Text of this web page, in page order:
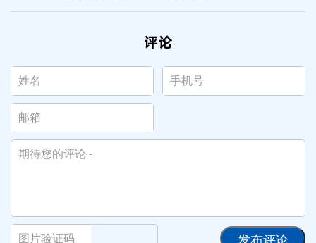
评论